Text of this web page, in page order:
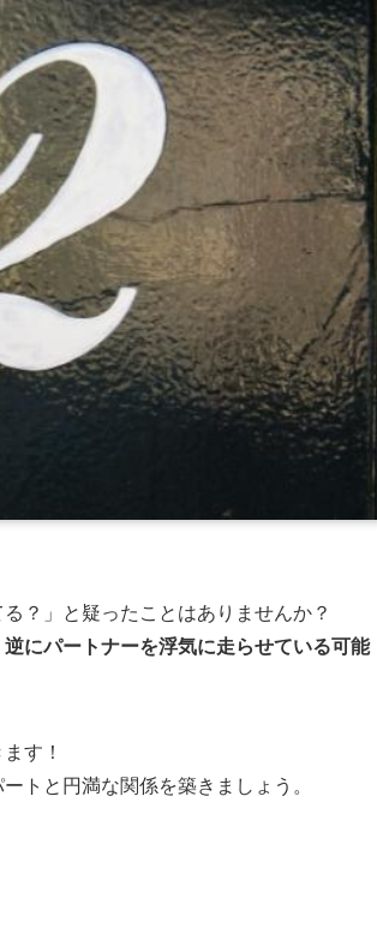
？」と疑ったことはありませんか？
逆にパートナーを浮気に走らせている可能
す！
トと円満な関係を築きましょう。